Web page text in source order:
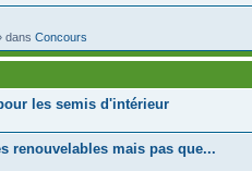
dans Concours
les semis d'intérieur
renouvelables mais pas que...